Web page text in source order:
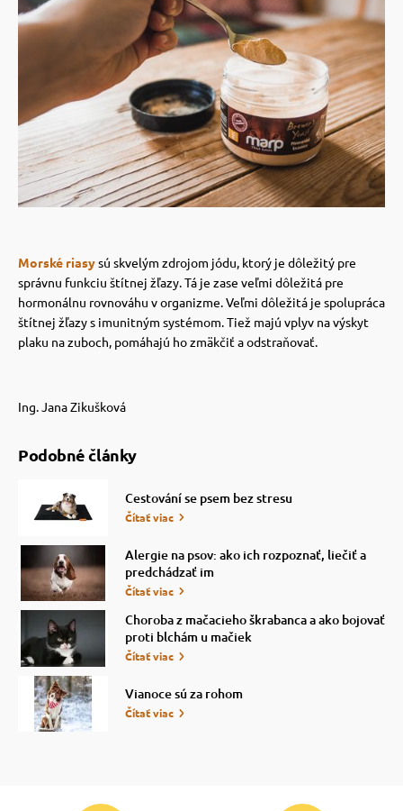
Morské riasysú skvelým zdrojom jódu, ktorý je dôležitý pre
správnu funkciu štítnej žľazy.Tá je zase veľmi dôležitá pre
hormonálnu rovnováhu v organizme. Veľmi dôležitá je spolupráca
štítnej žľazy s imunitným systémom. Tiež majú vplyv na výskyt
plaku na zuboch, pomáhajú ho zmäkčiť a odstraňovať.
Ing. Jana Zikušková
Podobné články
Cestování se psem bez stresu
Čítať viac
Alergie na psov: ako ich rozpoznať, liečiť a
predchádzať im
Čítať viac
Choroba z mačacieho škrabanca a ako bojovať
proti blchám u mačiek
Čítať viac
Vianoce sú za rohom
Čítať viac